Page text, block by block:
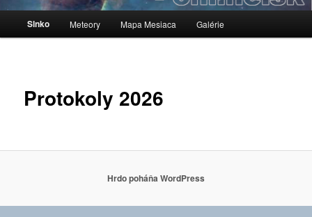
Slnko Meteory Mapa Mesiaca Galérie
Protokoly 2026
Hrdo poháňa WordPress